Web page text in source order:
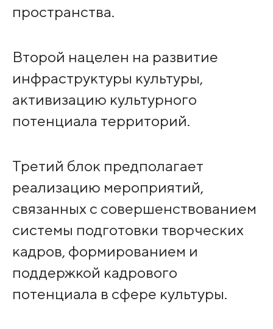
пространства.
Второй нацелен на развитие
инфраструктуры культуры,
активизацию культурного
потенциала территорий.
Третий блок предполагает
реализацию мероприятий,
связанных с совершенствованием
системы подготовки творческих
кадров, формированием и
поддержкой кадрового
потенциала в сфере культуры.